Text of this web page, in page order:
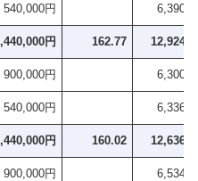
540,000円 6,390円
円 162.77 12,924円
900,000円 6,300円
540,000円 6,336円
円 160.02 12,636円
900,000円 6,534円